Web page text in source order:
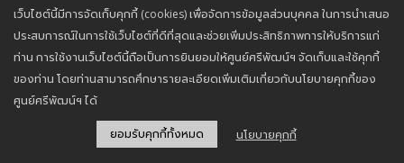
นโยบายความเป็นส่วนตัว |นโยบายคุกกี้
© 2026, Sriphat Medical Center. All Rights Reserved.
เว็บไซต์นี้มีการจัดเก็บคุกกี้ (cookies) เพื่อจัดการข้อมูลส่วนบุคคล ในการนำเสนอ
ประสบการณ์ในการใช้เว็บไซต์ที่ดีที่สุดและช่วยเพิ่มประสิทธิภาพการให้บริการแก่
ท่าน การใช้งานเว็บไซต์นี้ถือเป็นการยินยอมให้ศูนย์ศรีพัฒน์ฯ จัดเก็บและใช้คุกกี้
ของท่าน โดยท่านสามารถศึกษารายละเอียดเพิ่มเติมเกี่ยวกับนโยบายคุกกี้ของ
ศูนย์ศรีพัฒน์ฯ ได้
ยอมรับคุกกี้ทั้งหมด นโยบายคุกกี้